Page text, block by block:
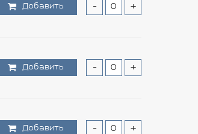
Добавить - +
Добавить - +
Добавить - +